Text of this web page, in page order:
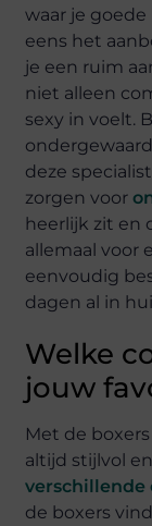
waar je
eens het
je een ruim
niet alleen
sexy in voelt.
deze
zorgen voor
heerlijk zit en
allemaal voor
eenvoudig
dagen al in
Welke
jouw
Met de
altijd stijlvol
verschillende
de boxers